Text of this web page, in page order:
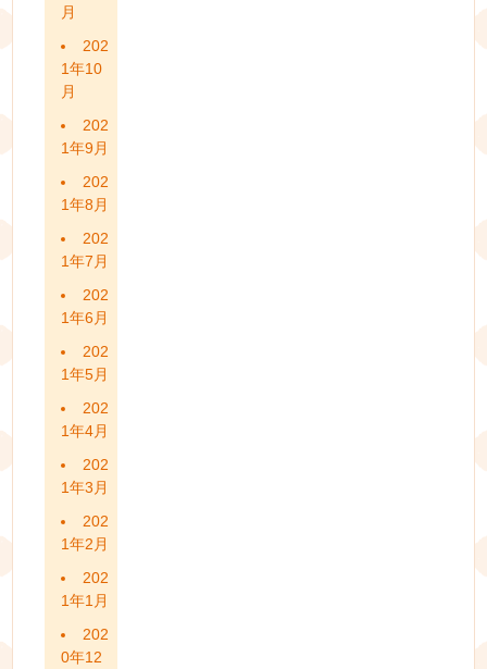
月
202
1年10
月
202
1年9月
202
1年8月
202
1年7月
202
1年6月
202
1年5月
202
1年4月
202
1年3月
202
1年2月
202
1年1月
202
0年12